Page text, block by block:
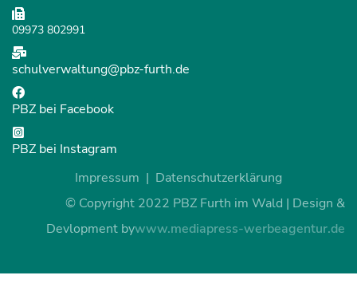
09973 802991
schulverwaltung@pbz-furth.de
PBZ bei Facebook
PBZ bei Instagram
Impressum
Datenschutzerklärung
© Copyright 2022 PBZ Furth im Wald | Design &
Devlopment bywww.mediapress-werbeagentur.de